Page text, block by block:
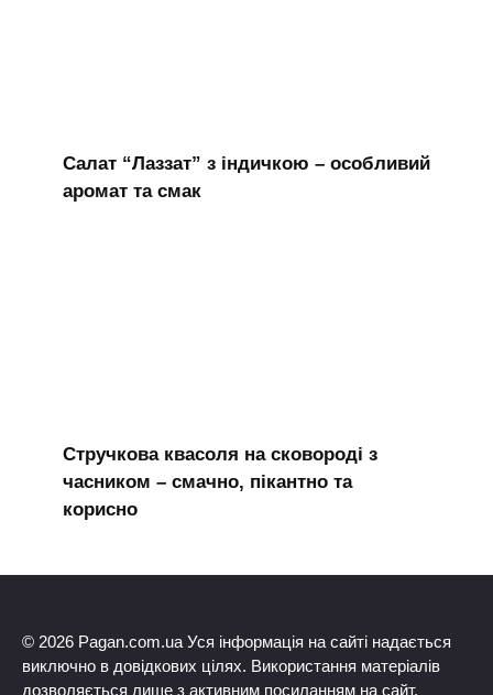
Салат “Лаззат” з індичкою – особливий
аромат та смак
Стручкова квасоля на сковороді з
часником – смачно, пікантно та
корисно
© 2026 Pagan.com.ua Уся інформація на сайті надається
виключно в довідкових цілях. Використання матеріалів
дозволяється лише з активним посиланням на сайт.